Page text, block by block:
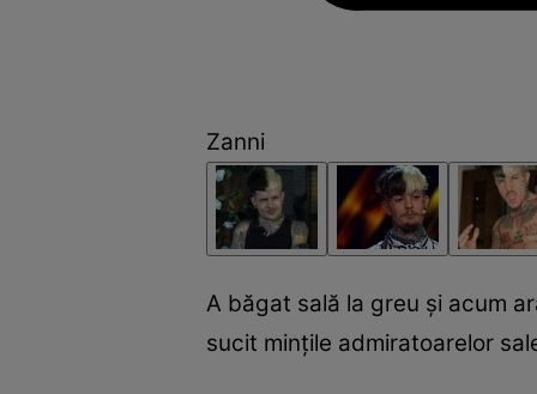
Zanni
A băgat sală la greu și acum
sucit mințile admiratoarelor